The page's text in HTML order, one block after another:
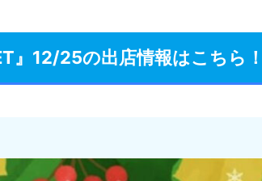
』12/25の出店情報はこちら！